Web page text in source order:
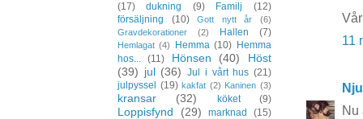
11
Nu
(17)
dukning (9) Familj
(12)
försäljning
(10) Gott nytt år
(6)
Gravdekorationer
(2) Hallen (7)
Hemlagat (4) Hemma (10) Hemma
hos...
(11) Hönsen (40)
Höst
(39) jul (36) Jul i vårt hus (21)
julpyssel
(19) kakfat (2) Kaninen (3)
kransar (32) köket (9)
Loppisfynd (29) marknad (15)